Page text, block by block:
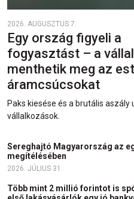
2026. AUGUSZTUS 7.
Egy ország figyeli a
fogyasztást – a
menthetik meg az
áramcsúcsokat
Paks kiesése és a brutális aszály
vállalkozások.
Sereghajtó Magyarország az
megítélésében
2026. JÚLIUS 31.
Több mint 2 millió forintot is